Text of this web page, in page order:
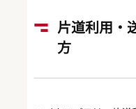
片道利用・
方